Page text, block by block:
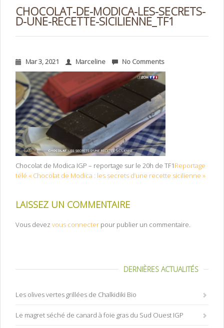
CHOCOLAT-DE-MODICA-LES-SECRETS-
D-UNE-RECETTE-SICILIENNE_TF1
Mar 3, 2021 Marceline No Comments
Chocolat de Modica IGP – reportage sur le 20h de TF1Reportage
télé « Chocolat de Modica : les secrets d’une recette sicilienne »
LAISSEZ UN COMMENTAIRE
Vous devez vous connecter pour publier un commentaire.
DERNIÈRES ACTUALITÉS
Les olives vertes grillées de Chalkidiki Bio
Le magret séché de canard à foie gras du Sud Ouest IGP